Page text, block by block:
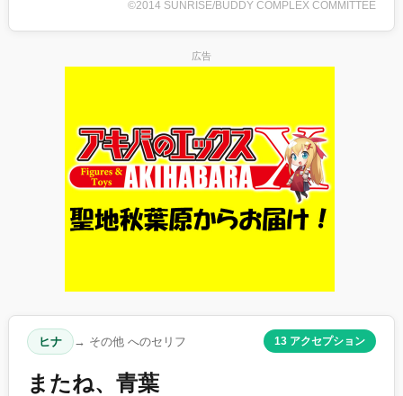
©2014 SUNRISE/BUDDY COMPLEX COMMITTEE
広告
ヒナ → その他 へのセリフ 13 アクセプション
またね、青葉